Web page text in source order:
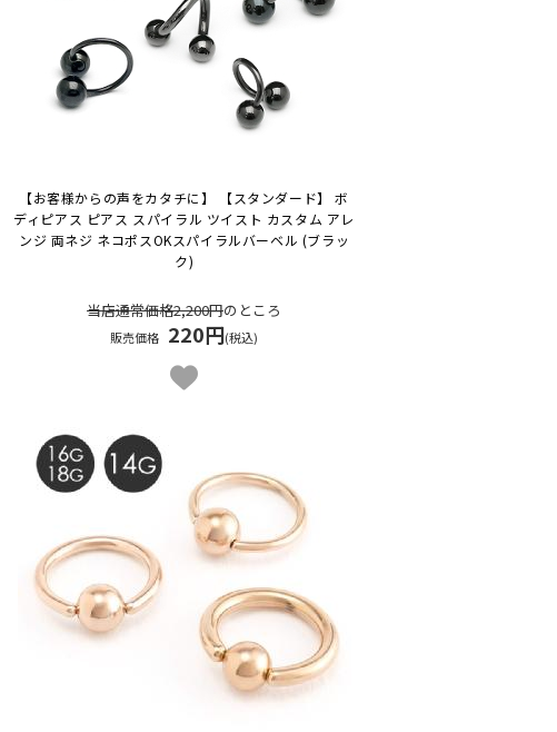
【お客様からの声をカタチに】 【スタンダード】 ボ
ディピアス ピアス スパイラル ツイスト カスタム アレ
ンジ 両ネジ ネコポスOKスパイラルバーベル (ブラッ
ク)
当店通常価格2,200円のところ
販売価格 220円(税込)